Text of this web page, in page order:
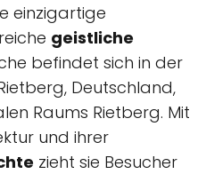
einzigartige
geistliche
befindet sich in der
Deutschland,
Raums Rietberg. Mit
und ihrer
zieht sie Besucher